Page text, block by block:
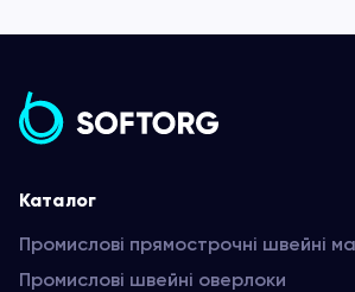
Каталог
Промислові прямострочні швейні
Промислові швейні оверлоки